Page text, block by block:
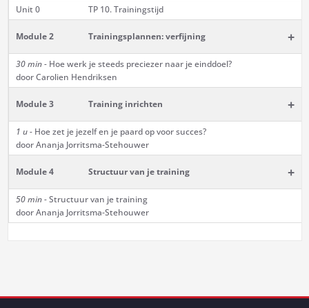
Unit 0
TP 10. Trainingstijd
Module 2 Trainingsplannen: verfijning +
30 min -Hoe werk je steeds preciezer naar je einddoel?
door Carolien Hendriksen
Module 3 Training inrichten +
1 u -Hoe zet je jezelf en je paard op voor succes?
door Ananja Jorritsma-Stehouwer
Module 4 Structuur van je training +
50 min -Structuur van je training
door Ananja Jorritsma-Stehouwer